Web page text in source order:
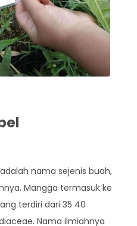
nama sejenis buah,
Mangga termasuk ke
terdiri dari 35 40
Nama ilmiahnya